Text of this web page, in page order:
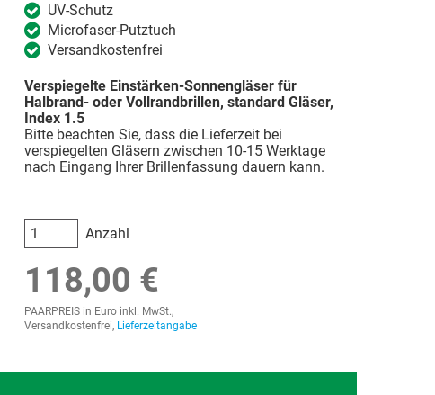
UV-Schutz
Microfaser-Putztuch
Versandkostenfrei
Verspiegelte Einstärken-Sonnengläser für
Halbrand- oder Vollrandbrillen, standard Gläser,
Index 1.5
Bitte beachten Sie, dass die Lieferzeit bei
verspiegelten Gläsern zwischen 10-15 Werktage
nach Eingang Ihrer Brillenfassung dauern kann.
Anzahl
118,00 €
PAARPREIS in Euro inkl. MwSt.,
Versandkostenfrei, Lieferzeitangabe